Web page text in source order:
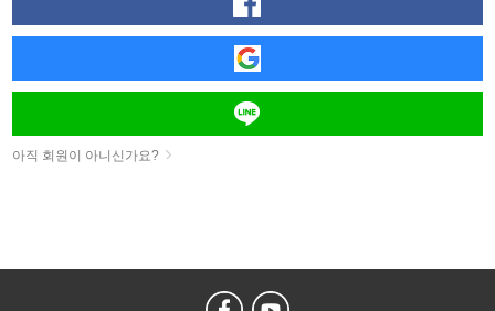
아직 회원이 아니신가요?